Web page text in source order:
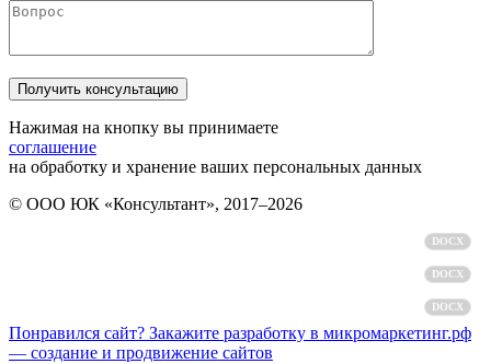
Нажимая на кнопку вы принимаете
соглашение
на обработку и хранение ваших персональных данных
© ООО ЮК «Консультант», 2017–2026
DOCX
DOCX
DOCX
Понравился сайт? Закажите разработку в микромаркетинг.рф
— создание и продвижение сайтов